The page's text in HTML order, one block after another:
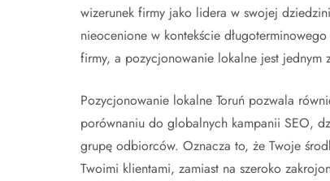
wizerunek firmy jako lidera w swojej
nieocenione w kontekście
firmy, a pozycjonowanie lokalne jest jednym
Pozycjonowanie lokalne Toruń pozwala
porównaniu do globalnych kampanii SEO,
grupę odbiorców. Oznacza to, że Twoje
Twoimi klientami, zamiast na szeroko